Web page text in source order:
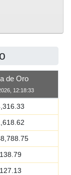
de Oro
12:18:33
138.79
127.13